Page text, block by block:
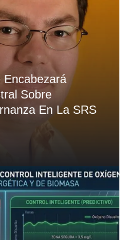
Encabezará
Sobre
En La SRS